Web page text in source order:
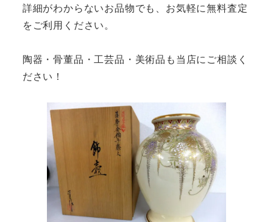
詳細がわからないお品物でも、お気軽に無料査定
をご利用ください。
陶器・骨董品・工芸品・美術品も当店にご相談く
ださい！